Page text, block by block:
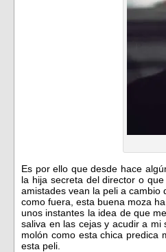
Es por ello que desde hace
la hija secreta del director o
amistades vean la peli a cambio
como fuera, esta buena moza
unos instantes la idea de que
saliva en las cejas y acudir a
molón como esta chica predica
esta peli.